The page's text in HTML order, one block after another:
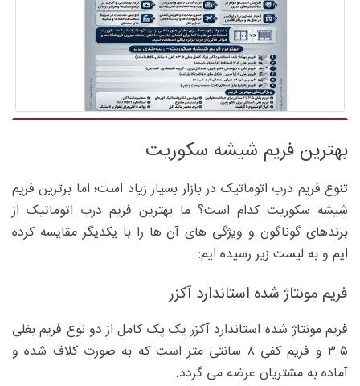
بهترین فریم شیشه سکوریت
تنوع فریم درب اتوماتیک در بازار بسیار زیاد است؛ اما برترین فریم
شیشه سکوریت کدام است؟ ما بهترین فریم درب اتوماتیک از
برندهای گوناگون و ویژگی های آن ها را با یکدیگر مقایسه کرده
ایم و به لیست زیر رسیده ایم:
فریم مونتاژ شده استاندارد آکزر
فریم مونتاژ شده استاندارد آکزر یک پک کامل از دو نوع فریم بغلی
۳.۵ و فریم کفی ۸ سانتی متر است که به صورت کلاف شده و
آماده به مشتریان عرضه می گردد.